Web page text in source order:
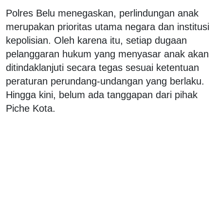
Polres Belu menegaskan, perlindungan anak
merupakan prioritas utama negara dan institusi
kepolisian. Oleh karena itu, setiap dugaan
pelanggaran hukum yang menyasar anak akan
ditindaklanjuti secara tegas sesuai ketentuan
peraturan perundang-undangan yang berlaku.
Hingga kini, belum ada tanggapan dari pihak
Piche Kota.